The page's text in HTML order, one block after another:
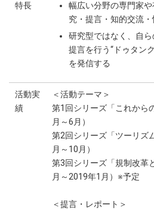
特長
幅広い分野の専門家
究・提言・知的交流
研究型ではなく、自
提言を行う“ドゥタン
を発信する
活動実
績
＜活動テーマ＞
第1回シリーズ「これから
月～6月）
第2回シリーズ「ツーリズ
月～10月）
第3回シリーズ「規制改革
月～2019年1月）※予定
＜提言・レポート＞